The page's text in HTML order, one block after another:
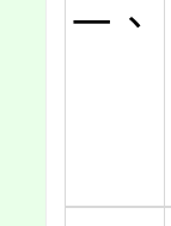
一、